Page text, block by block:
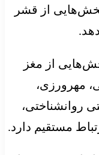
از قشر
از مغز
مهرورزی،
روانشناختی،
مستقیم دارد.